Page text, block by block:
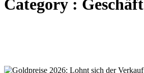
Category : Geschäft